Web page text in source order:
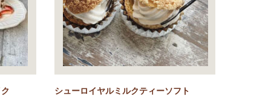
シューロイヤルミルクティーソフト